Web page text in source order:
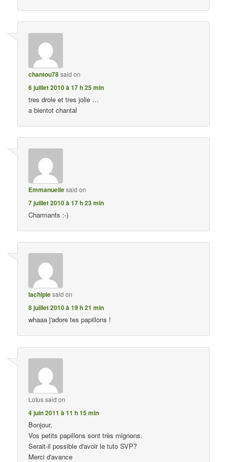
chantou78said on
6 juillet 2010 à 17 h 25 min
tres drole et tres jolie …
a bientot chantal
Emmanuellesaid on
7 juillet 2010 à 17 h 23 min
Charmants :-)
lachipiesaid on
8 juillet 2010 à 19 h 21 min
whaaa j'adore tes papillons !
Lotussaid on
4 juin 2011 à 11 h 15 min
Bonjour,
Vos petits papillons sont très mignons.
Serait-il possible d'avoir le tuto SVP?
Merci d'avance